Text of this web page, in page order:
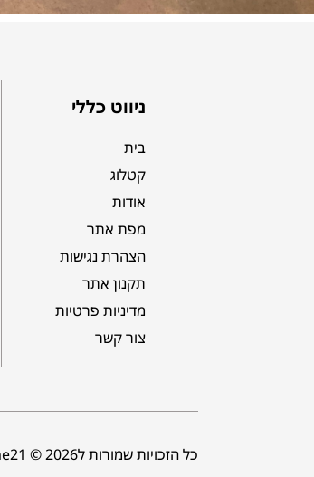
ניווט כללי
בית
קטלוג
אודות
מפת אתר
הצהרת נגישות
תקנון אתר
מדיניות פרטיות
צור קשר
כל הזכויות שמורות לHome21 © 2026